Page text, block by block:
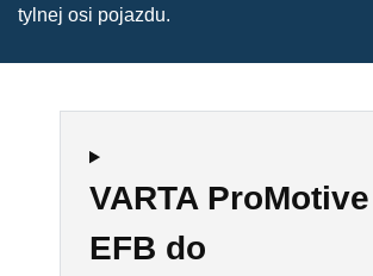
tylnej osi pojazdu.
VARTA ProMotive
EFB do